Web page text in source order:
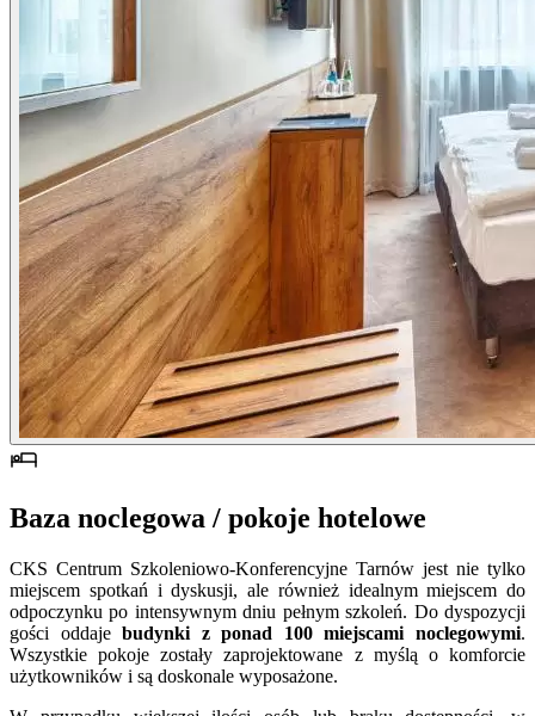
Baza noclegowa / pokoje hotelowe
CKS Centrum Szkoleniowo-Konferencyjne Tarnów jest nie tylko
miejscem spotkań i dyskusji, ale również idealnym miejscem do
odpoczynku po intensywnym dniu pełnym szkoleń. Do dyspozycji
gości oddajebudynki z ponad 100 miejscami noclegowymi.
Wszystkie pokoje zostały zaprojektowane z myślą o komforcie
użytkowników i są doskonale wyposażone.